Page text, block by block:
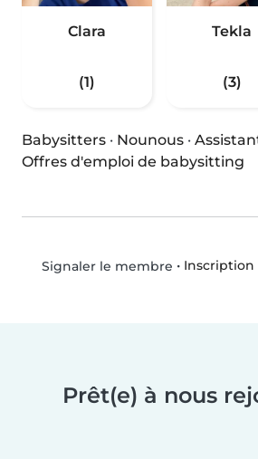
Clara
(1)
Tekla
(3)
Babysitters · Nounous ·
Offres d'emploi de babysitting
Signaler le membre • Inscription
Prêt(e) à nous